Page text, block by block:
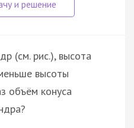
(см. рис.), высота
высоты
объём конуса